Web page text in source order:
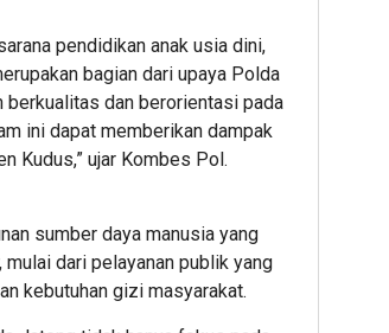
pendidikan anak usia dini,
bagian dari upaya Polda
berkualitas dan berorientasi pada
ini dapat memberikan dampak
Kudus,” ujar Kombes Pol.
sumber daya manusia yang
dari pelayanan publik yang
kebutuhan gizi masyarakat.